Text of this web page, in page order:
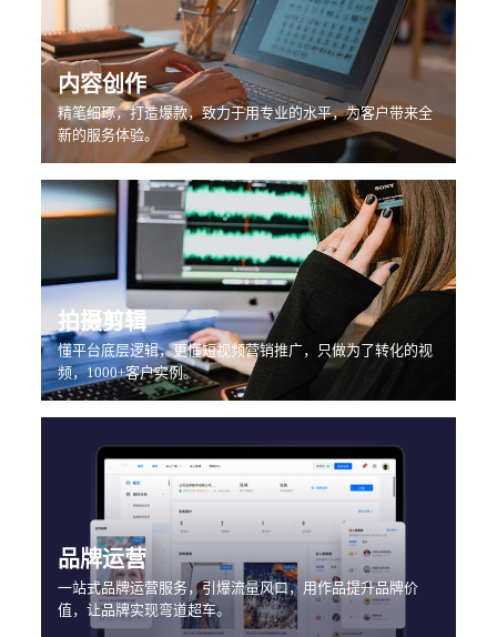
内容创作
精笔细琢，打造爆款，致力于用专业的水平，为客户带来全
新的服务体验。
拍摄剪辑
懂平台底层逻辑，更懂短视频营销推广，只做为了转化的视
频，1000+客户实例。
品牌运营
一站式品牌运营服务，引爆流量风口，用作品提升品牌价
值，让品牌实现弯道超车。